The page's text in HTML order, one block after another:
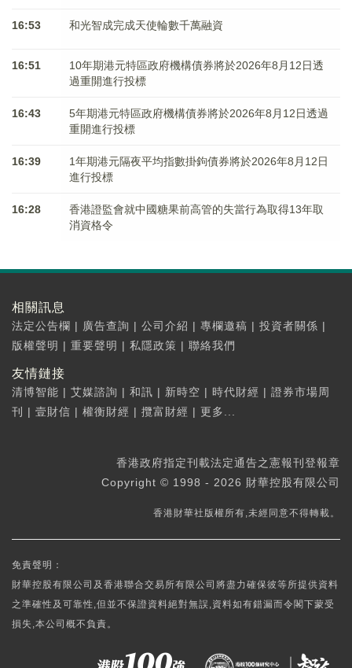
16:53 和光智成完成天使輪數千萬融資
16:51
10年期港元特區政府機構債券將於2026年8月12日透
過重開進行投標
16:43
5年期港元特區政府機構債券將於2026年8月12日透過
重開進行投標
16:39
1年期港元隔夜平均指數掛鉤債券將於2026年8月12日
進行投標
16:28
香港證監會就中國糖果前高管的失當行為取得13年取
消資格令
相關訊息
法定公告欄 | 廣告查詢 | 公司介紹 | 專欄邀稿 | 投資者關係 |
版權聲明 | 重要聲明 | 私隱政策 | 聯絡我們
友情鏈接
清博智能 | 艾媒諮詢 | 和訊 | 新時空 | 時代財經 | 證券市場周
刊
| 壹財信 | 權衡財經 | 攬富財經 | 更多...
香港政府指定刊載法定通告之憲報刊登報章
Copyright © 1998 - 2026 財華控股有限公司
香港財華社版權所有,未經同意不得轉載。
免責聲明：
財華控股有限公司及香港聯合交易所有限公司將盡力確保彼等所提供資料
之準確性及可靠性,但並不保證資料絕對無誤,資料如有錯漏而令閣下蒙受
損失,本公司概不負責。